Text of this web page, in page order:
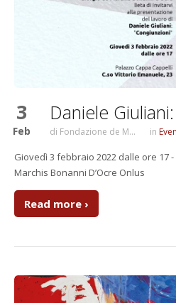
3
Feb
Daniele
di Fondazione de M... in
Giovedì 3 febbraio 2022 dalle ore 17
Marchis Bonanni D’Ocre Onlus
Read more ›